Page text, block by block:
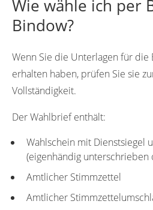
Wie wähle ich per
Bindow?
Wenn Sie die Unterlagen für
erhalten haben, prüfen Sie sie
Vollständigkeit.
Der Wahlbrief enthält:
Wahlschein mit Dienstsiegel
(eigenhändig
Amtlicher Stimmzettel
Amtlicher